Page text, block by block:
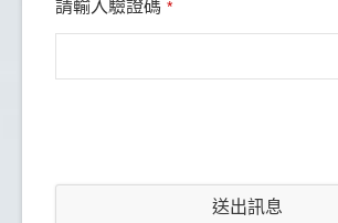
請輸入驗證碼 *
送出訊息